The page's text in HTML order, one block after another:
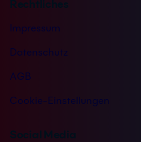
Rechtliches
Impressum
Datenschutz
AGB
Cookie-Einstellungen
Social Media